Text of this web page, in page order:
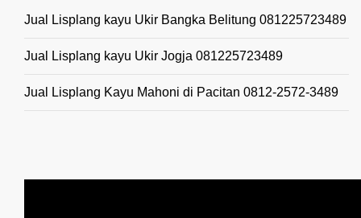
Jual Lisplang kayu Ukir Bangka Belitung 081225723489
Jual Lisplang kayu Ukir Jogja 081225723489
Jual Lisplang Kayu Mahoni di Pacitan 0812-2572-3489